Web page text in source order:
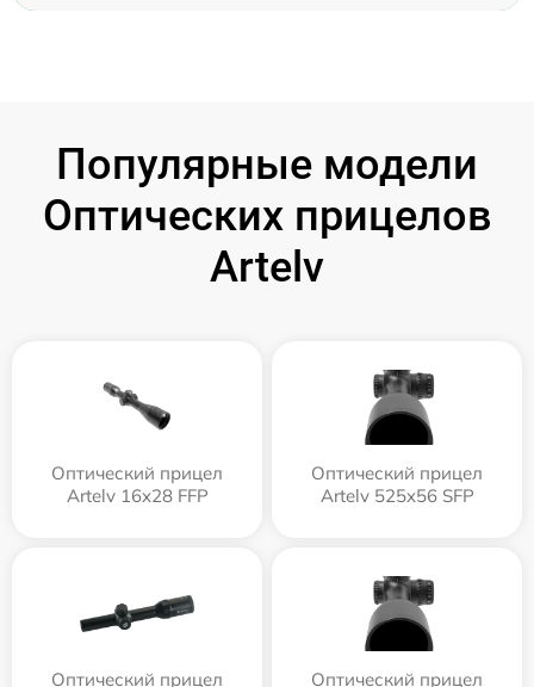
Популярные модели
Оптических прицелов
Artelv
Оптический прицел
Artelv 16x28 FFP
Оптический прицел
Artelv 525x56 SFP
Оптический прицел
Оптический прицел